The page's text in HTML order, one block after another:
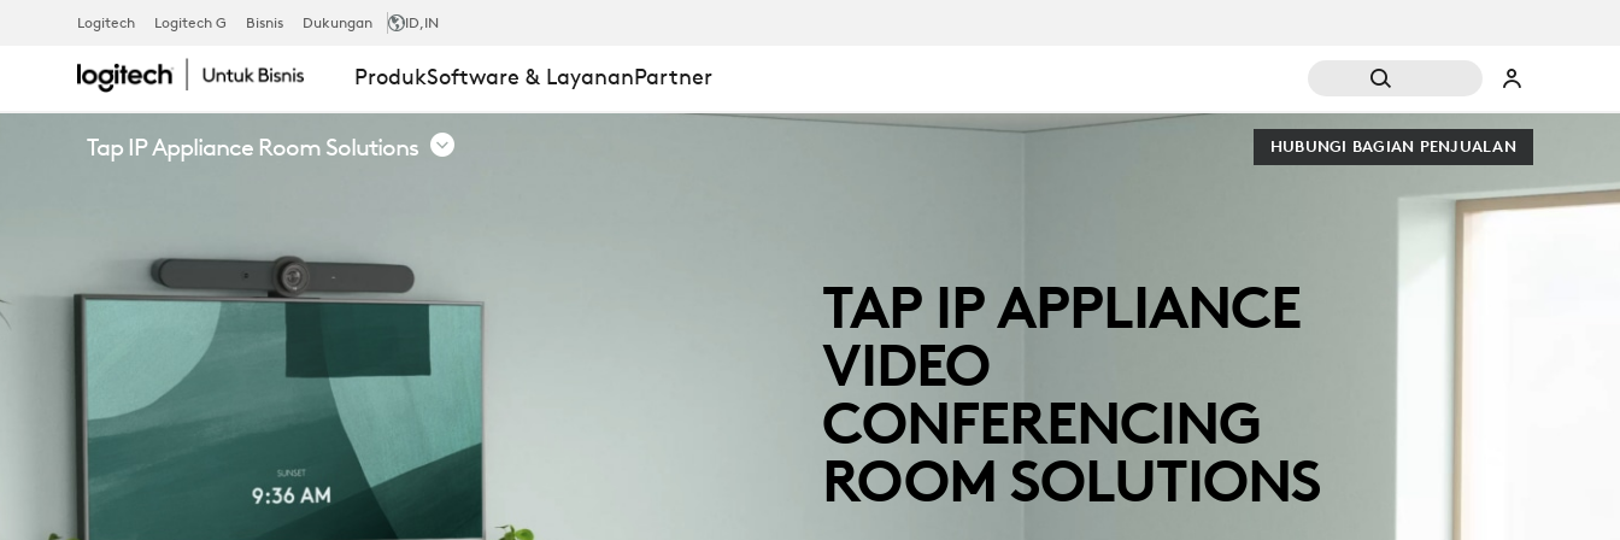
TAP
IP
APPLIANCE
ROOM
SOLUTIONS
Logitech Logitech G Bisnis Dukungan ID,IN
ProdukSoftware & LayananPartner
Tap IP Appliance Room Solutions HUBUNGI BAGIAN PENJUALAN
TAP IP APPLIANCE
VIDEO
CONFERENCING
ROOM SOLUTIONS